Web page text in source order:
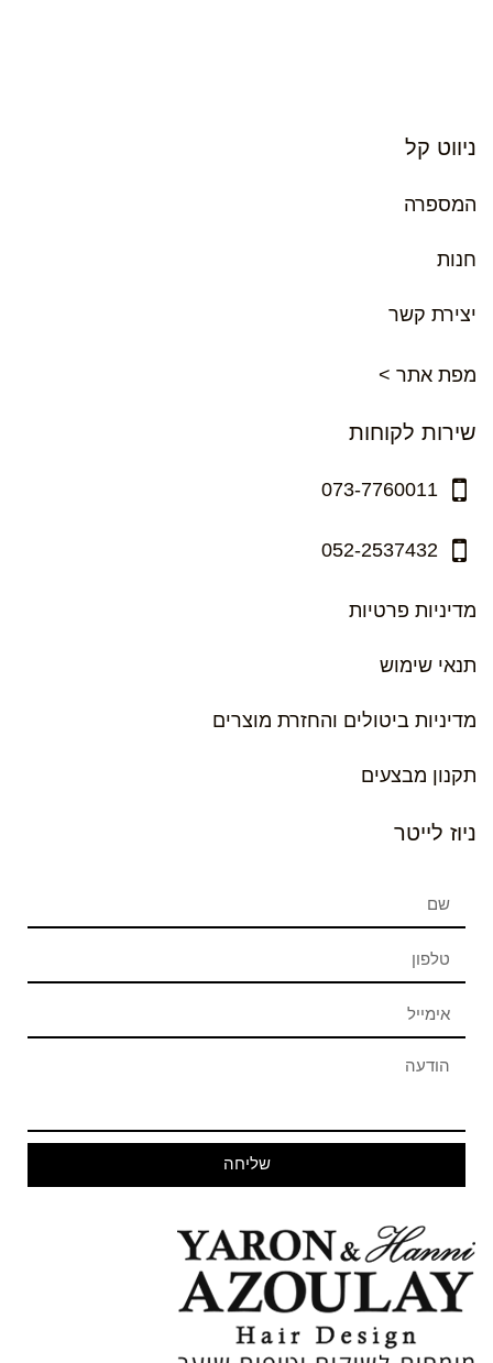
ניווט קל
המספרה
חנות
יצירת קשר
מפת אתר >
שירות לקוחות
073-7760011
052-2537432
מדיניות פרטיות
תנאי שימוש
מדיניות ביטולים והחזרת מוצרים
תקנון מבצעים
ניוז לייטר
שליחה